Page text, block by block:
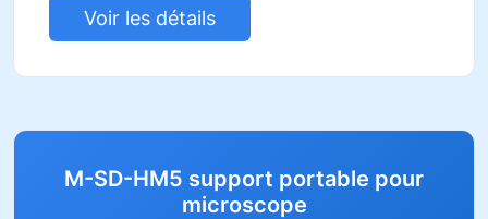
Voir les détails
M-SD-HM5 support portable pour
microscope